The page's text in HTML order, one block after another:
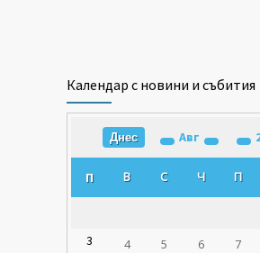
Календар с новини и събития
Днес Авг
П В С Ч П
3
4 5 6 7